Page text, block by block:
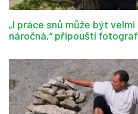
„I práce snů může být velmi
náročná,“ připouští fotograf